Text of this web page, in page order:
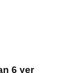
6 yer